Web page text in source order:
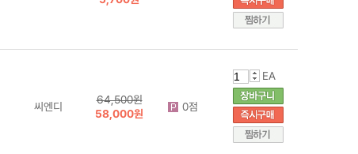
씨엔디
64,500원
58,000원
0점
EA